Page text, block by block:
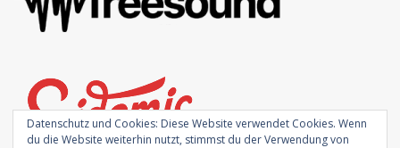
Datenschutz und Cookies: Diese Website verwendet Cookies. Wenn
du die Website weiterhin nutzt, stimmst du der Verwendung von